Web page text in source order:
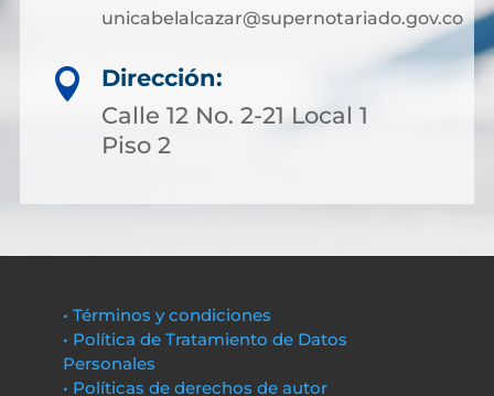
unicabelalcazar@supernotariado.gov.co

Dirección:
Calle 12 No. 2-21 Local 1
Piso 2
• Términos y condiciones
• Política de Tratamiento de Datos
Personales
• Políticas de derechos de autor